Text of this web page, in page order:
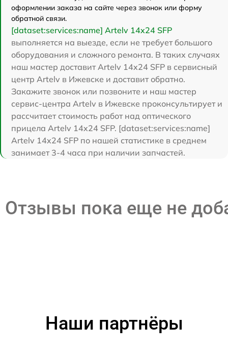
оформлении заказа на сайте через звонок или форму
обратной связи.
[dataset:services:name] Artelv 14x24 SFP
выполняется на выезде, если не требует большого
оборудования и сложного ремонта. В таких случаях
наш мастер доставит Artelv 14x24 SFP в сервисный
центр Artelv в Ижевске и доставит обратно.
Закажите звонок или позвоните и наш мастер
сервис-центра Artelv в Ижевске проконсультирует и
рассчитает стоимость работ над оптического
прицела Artelv 14x24 SFP. [dataset:services:name]
Artelv 14x24 SFP по нашей статистике в среднем
занимает 3-4 часа при наличии запчастей.
Отзывы пока еще не
Наши партнёры